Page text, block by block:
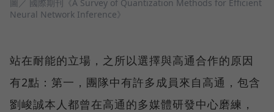
圖／ 國際期刊《A Survey of Quantization Methods for Efficient
Neural Network Inference》
站在耐能的立場，之所以選擇與高通合作的原因
有2點：第一，團隊中有許多成員來自高通，包含
劉峻誠本人都曾在高通的多媒體研發中心磨練，